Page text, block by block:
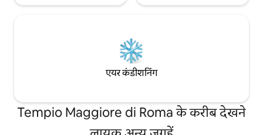
एयर कंडीशनिंग
Tempio Maggiore di Roma के करीब देखने